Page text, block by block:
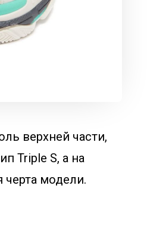
верхней части,
Triple S, а на
черта модели.